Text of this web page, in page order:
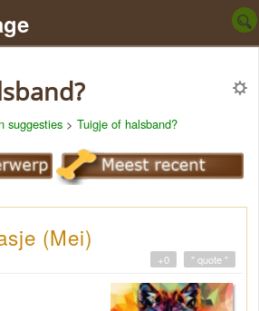
suggesties > Tuigje of halsband?
(Mei)
" quote "
+0